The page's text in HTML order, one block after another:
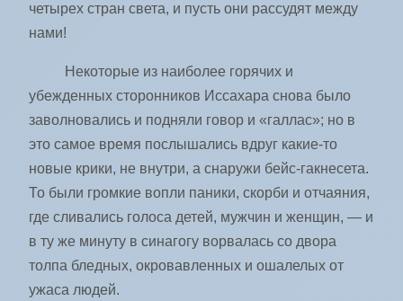
четырех стран света, и пусть они рассудят между
нами!
Некоторые из наиболее горячих и
убежденных сторонников Иссахара снова было
заволновались и подняли говор и «галлас»; но в
это самое время послышались вдруг какие-то
новые крики, не внутри, а снаружи бейс-гакнесета.
То были громкие вопли паники, скорби и отчаяния,
где сливались голоса детей, мужчин и женщин, — и
в ту же минуту в синагогу ворвалась со двора
толпа бледных, окровавленных и ошалелых от
ужаса людей.